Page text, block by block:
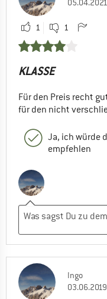
05.04.2021
1 1
KLASSE
Für den Preis recht
für den nicht
Ja, ich würde
empfehlen
Ingo
03.06.2019